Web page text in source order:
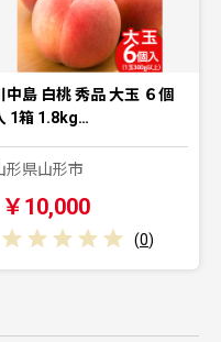
中島 白桃 秀品 大玉 ６個
1箱 1.8kg…
形県山形市
￥10,000
(0)